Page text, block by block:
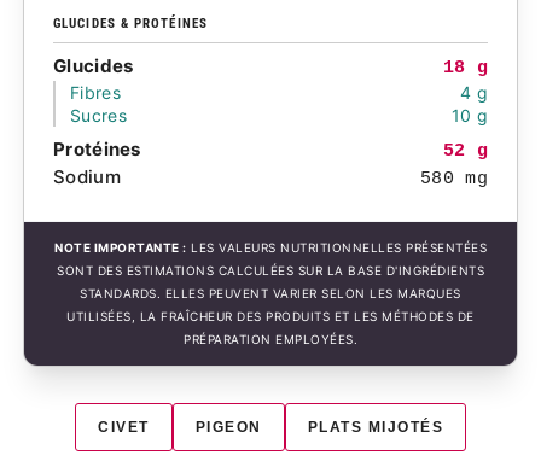
GLUCIDES & PROTÉINES
Glucides
18 g
Fibres
4 g
Sucres
10 g
Protéines 52 g
Sodium 580 mg
NOTE IMPORTANTE : LES VALEURS NUTRITIONNELLES PRÉSENTÉES
SONT DES ESTIMATIONS CALCULÉES SUR LA BASE D'INGRÉDIENTS
STANDARDS. ELLES PEUVENT VARIER SELON LES MARQUES
UTILISÉES, LA FRAÎCHEUR DES PRODUITS ET LES MÉTHODES DE
PRÉPARATION EMPLOYÉES.
CIVET PIGEON PLATS MIJOTÉS